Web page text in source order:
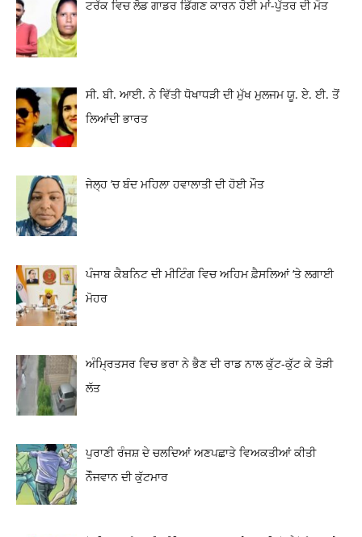
ਟਰੱਕ ਵਿਚ ਲੋਡ ਗਾਡਰ ਡਿੱਗਣ ਕਾਰਨ ਹੋਈ ਮਾਂ-ਪੁੱਤਰ ਦੀ ਮੌਤ
ਸੀ. ਬੀ. ਆਈ. ਨੇ ਵਿੱਤੀ ਧੋਖਾਧੜੀ ਦੀ ਮੁੱਖ ਮੁਲਜਮ ਯੂ. ਏ. ਈ. ਤੋਂ
ਲਿਆਂਦੀ ਭਾਰਤ
ਜੇਲ੍ਹ ’ਚ ਬੰਦ ਮਹਿਲਾ ਹਵਾਲਾਤੀ ਦੀ ਹੋਈ ਮੌਤ
ਪੰਜਾਬ ਕੈਬਨਿਟ ਦੀ ਮੀਟਿੰਗ ਵਿਚ ਅਹਿਮ ਫ਼ੈਸਲਿਆਂ ‘ਤੇ ਲਗਾਈ
ਮੋਹਰ
ਅੰਮ੍ਰਿਤਸਰ ਵਿਚ ਭਰਾ ਨੇ ਭੈਣ ਦੀ ਰਾਡ ਨਾਲ ਕੁੱਟ-ਕੁੱਟ ਕੇ ਤੋੜੀ
ਲੱਤ
ਪੁਰਾਣੀ ਰੰਜਸ਼ ਦੇ ਚਲਦਿਆਂ ਅਣਪਛਾਤੇ ਵਿਅਕਤੀਆਂ ਕੀਤੀ
ਨੌੌਜਵਾਨ ਦੀ ਕੁੱਟਮਾਰ